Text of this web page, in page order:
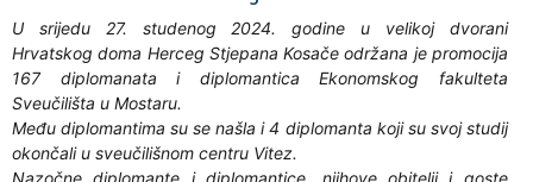
U srijedu 27. studenog 2024. godine u velikoj dvorani
Hrvatskog doma Herceg Stjepana Kosače održana je promocija
167 diplomanata i diplomantica Ekonomskog fakulteta
Sveučilišta u Mostaru.
Među diplomantima su se našla i 4 diplomanta koji su svoj studij
okončali u sveučilišnom centru Vitez.